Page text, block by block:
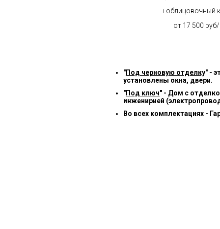
+облицовочный
от 17 500
"Под черновую отделку" -
установлены окна, двери.
"Под ключ" - Дом с
инженирией
Во всех комплектациях -